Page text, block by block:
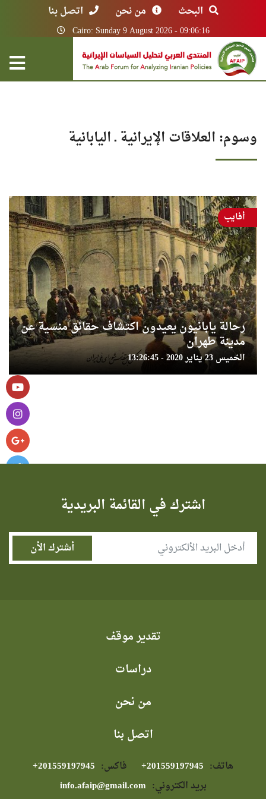
البحث من نحن اتصل بنا
Cairo: Sunday 9 August 2026 - 09:06:16
وسوم: العلاقات الإيرانية ـ اليابانية
رحالة يابانيون يعيدون اكتشاف حقائق منسية عن
مدينة طهران
الخميس 23 يناير 2020 - 13:26:45
أفايب
اشترك في القائمة البريدية
تقدير موقف
دراسات
من نحن
اتصل بنا
هاتف: فاكس:
بريد الكتروني: info.afaip@gmail.com